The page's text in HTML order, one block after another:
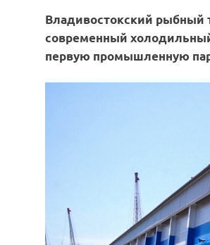
Владивостокский рыбный
современный
первую промышленную